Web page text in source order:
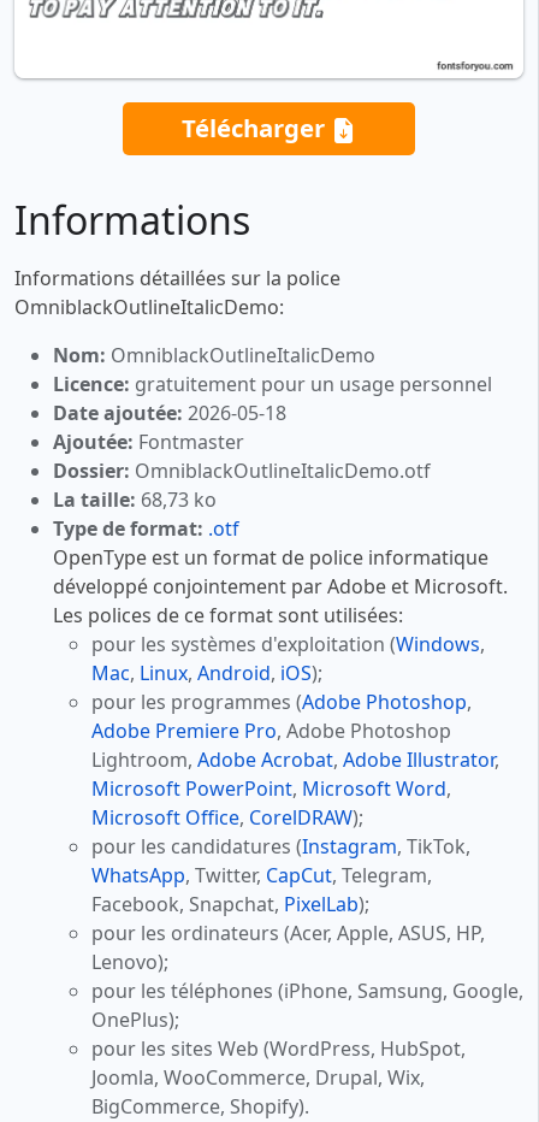
Télécharger
Informations
Informations détaillées sur la police
OmniblackOutlineItalicDemo:
Nom: OmniblackOutlineItalicDemo
Licence: gratuitement pour un usage personnel
Date ajoutée: 2026-05-18
Ajoutée: Fontmaster
Dossier: OmniblackOutlineItalicDemo.otf
La taille: 68,73 ko
Type de format: .otf
OpenType est un format de police informatique
développé conjointement par Adobe et Microsoft.
Les polices de ce format sont utilisées:
pour les systèmes d'exploitation (Windows,
Mac, Linux, Android, iOS);
pour les programmes (Adobe Photoshop,
Adobe Premiere Pro, Adobe Photoshop
Lightroom, Adobe Acrobat, Adobe Illustrator,
Microsoft PowerPoint, Microsoft Word,
Microsoft Office, CorelDRAW);
pour les candidatures (Instagram, TikTok,
WhatsApp, Twitter, CapCut, Telegram,
Facebook, Snapchat, PixelLab);
pour les ordinateurs (Acer, Apple, ASUS, HP,
Lenovo);
pour les téléphones (iPhone, Samsung, Google,
OnePlus);
pour les sites Web (WordPress, HubSpot,
Joomla, WooCommerce, Drupal, Wix,
BigCommerce, Shopify).